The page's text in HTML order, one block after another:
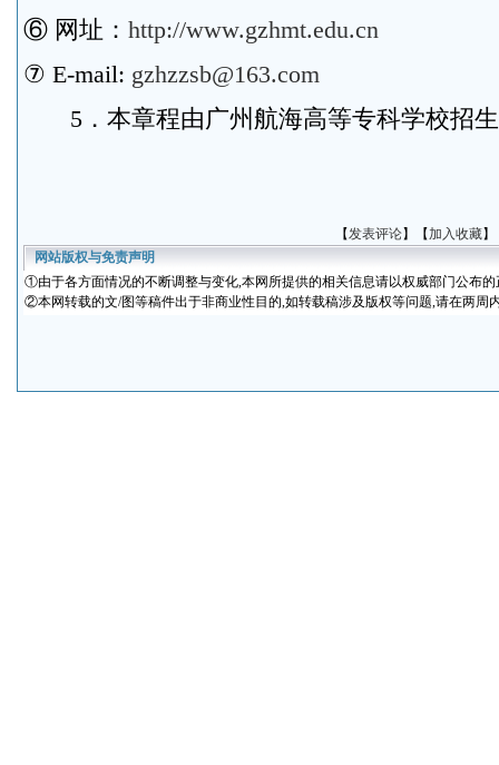
⑥ 网址： http://www.gzhmt.edu.cn
⑦ E-mail: gzhzzsb@163.com
5．本章程由广州航海高等专科学校招生
【发表评论】【加入收藏】
网站版权与免责声明
①由于各方面情况的不断调整与变化,本网所提供的相关信息请以权威部门公布
②本网转载的文/图等稿件出于非商业性目的,如转载稿涉及版权等问题,请在两周